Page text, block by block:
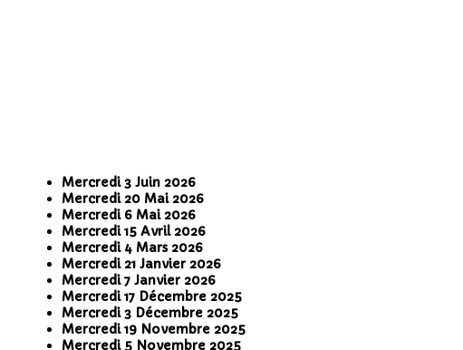
Mercredi 3 Juin 2026
Mercredi 20 Mai 2026
Mercredi 6 Mai 2026
Mercredi 15 Avril 2026
Mercredi 4 Mars 2026
Mercredi 21 Janvier 2026
Mercredi 7 Janvier 2026
Mercredi 17 Décembre 2025
Mercredi 3 Décembre 2025
Mercredi 19 Novembre 2025
Mercredi 5 Novembre 2025